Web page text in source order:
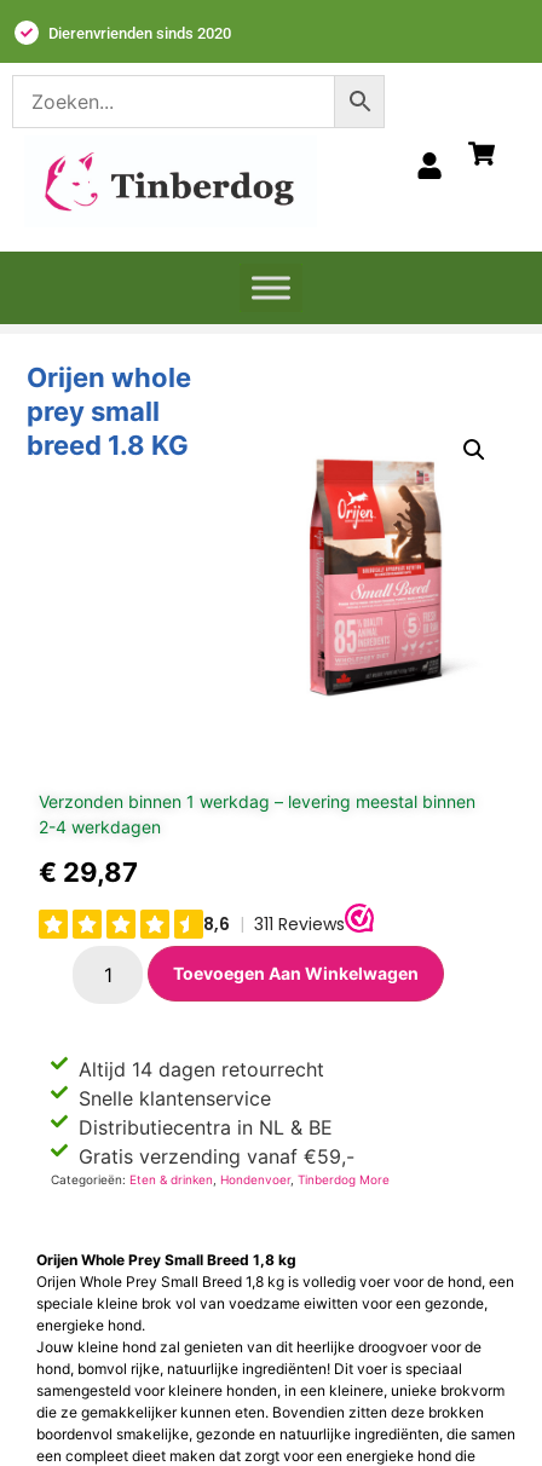
Dierenvrienden sinds 2020
Orijen whole
prey small
breed 1.8 KG
Verzonden binnen 1 werkdag – levering meestal binnen
2-4 werkdagen
€ 29,87
Toevoegen Aan Winkelwagen
Altijd 14 dagen retourrecht
Snelle klantenservice
Distributiecentra in NL & BE
Gratis verzending vanaf €59,-
Categorieën:Eten & drinken ,Hondenvoer,Tinberdog More
Orijen Whole Prey Small Breed 1,8 kg
Orijen Whole Prey Small Breed 1,8 kg is volledig voer voor de hond, een
speciale kleine brok vol van voedzame eiwitten voor een gezonde,
energieke hond.
Jouw kleine hond zal genieten van dit heerlijke droogvoer voor de
hond, bomvol rijke, natuurlijke ingrediënten! Dit voer is speciaal
samengesteld voor kleinere honden, in een kleinere, unieke brokvorm
die ze gemakkelijker kunnen eten. Bovendien zitten deze brokken
boordenvol smakelijke, gezonde en natuurlijke ingrediënten, die samen
een compleet dieet maken dat zorgt voor een energieke hond die